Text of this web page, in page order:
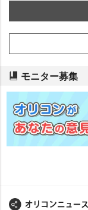
モニター募集